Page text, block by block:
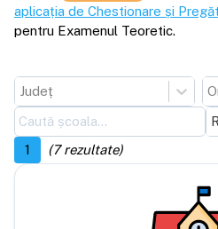
aplicația de Chestionare și
pentru Examenul Teoretic.
Județ
1
(7rezultate)